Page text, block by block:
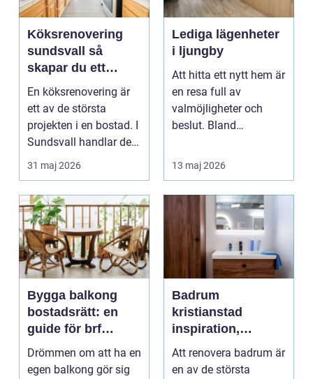
Köksrenovering
sundsvall så
skapar du ett
hållbart och
funktionellt kök
En köksrenovering är
ett av de största
projekten i en bostad. I
Sundsvall handlar det
ofta om att ko...
31 maj 2026
Lediga lägenheter
i ljungby
Att hitta ett nytt hem är
en resa full av
valmöjligheter och
beslut. Bland
och sjö...
13 maj 2026
Bygga balkong
bostadsrätt: en
guide för brf
medlemmar
Drömmen om att ha en
egen balkong gör sig
Badrum
kristianstad
inspiration,
planering och
smarta val
Att renovera badrum är
en av de största